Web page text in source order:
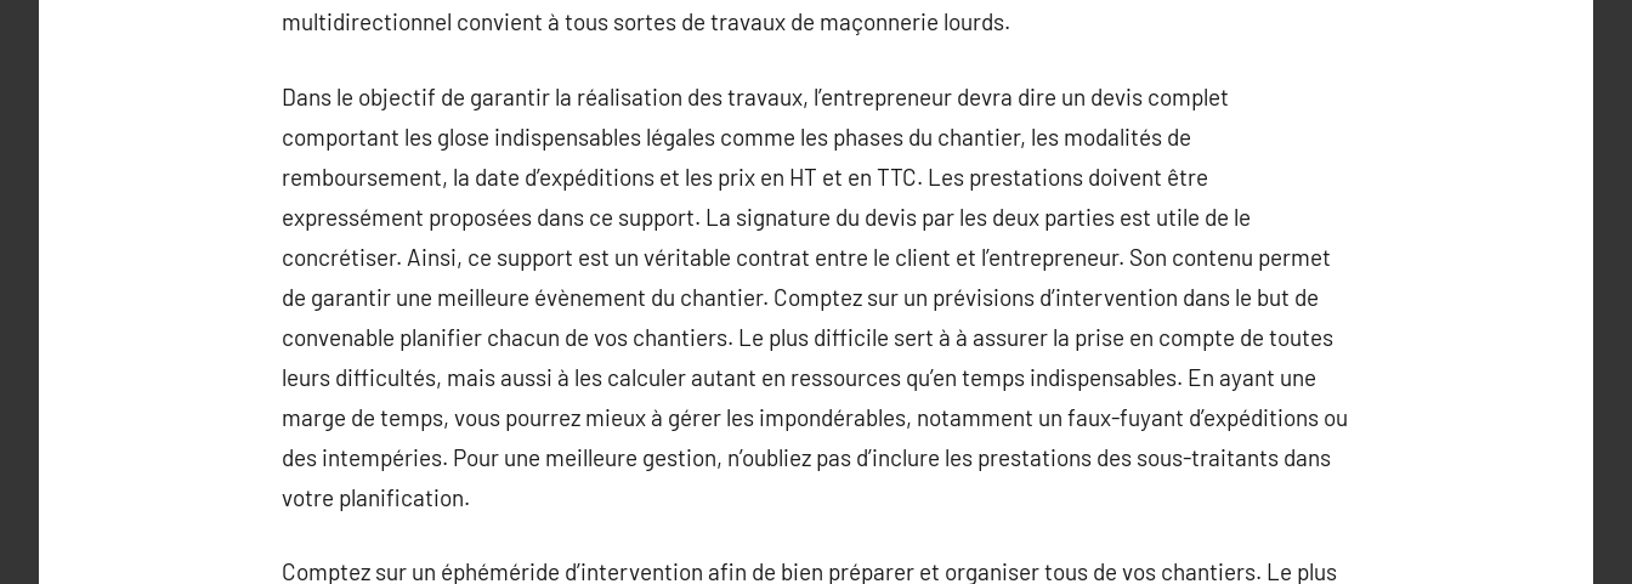
multidirectionnel convient à tous sortes de travaux de maçonnerie lourds.
Dans le objectif de garantir la réalisation des travaux, l’entrepreneur devra dire un devis complet
comportant les glose indispensables légales comme les phases du chantier, les modalités de
remboursement, la date d’expéditions et les prix en HT et en TTC. Les prestations doivent être
expressément proposées dans ce support. La signature du devis par les deux parties est utile de le
concrétiser. Ainsi, ce support est un véritable contrat entre le client et l’entrepreneur. Son contenu permet
de garantir une meilleure évènement du chantier. Comptez sur un prévisions d’intervention dans le but de
convenable planifier chacun de vos chantiers. Le plus difficile sert à à assurer la prise en compte de toutes
leurs difficultés, mais aussi à les calculer autant en ressources qu’en temps indispensables. En ayant une
marge de temps, vous pourrez mieux à gérer les impondérables, notamment un faux-fuyant d’expéditions ou
des intempéries. Pour une meilleure gestion, n’oubliez pas d’inclure les prestations des sous-traitants dans
votre planification.
Comptez sur un éphéméride d’intervention afin de bien préparer et organiser tous de vos chantiers. Le plus